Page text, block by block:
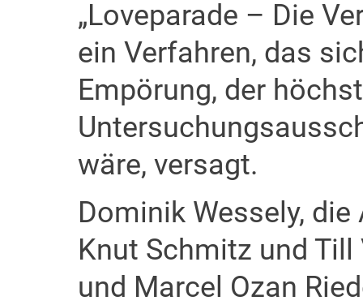
„Loveparade – Die
ein Verfahren, das
Empörung, der
wäre, versagt.
Dominik Wessely,
Knut Schmitz und
und Marcel Ozan